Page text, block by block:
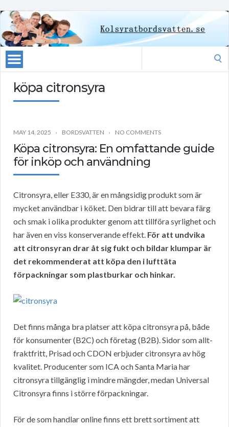
köpa citronsyra
MAY 14, 2025 BORDSVATTEN NO COMMENTS
Köpa citronsyra: En omfattande guide
för inköp och användning
Citronsyra, eller E330, är en mångsidig produkt som är
mycket användbar i köket. Den bidrar till att bevara färg
och smak i olika produkter genom att tillföra syrlighet och
har även en viss konserverande effekt. För att undvika
att citronsyran drar åt sig fukt och bildar klumpar är
det rekommenderat att köpa den i lufttäta
förpackningar som plastburkar och hinkar.
Det finns många bra platser att köpa citronsyra på, både
för konsumenter (B2C) och företag (B2B). Sidor som allt-
fraktfritt, Prisad och CDON erbjuder citronsyra av hög
kvalitet. Producenter som ICA och Santa Maria har
citronsyra tillgänglig i mindre mängder, medan Universal
Citronsyra finns i större förpackningar.
För de som handlar online finns ett brett sortiment att